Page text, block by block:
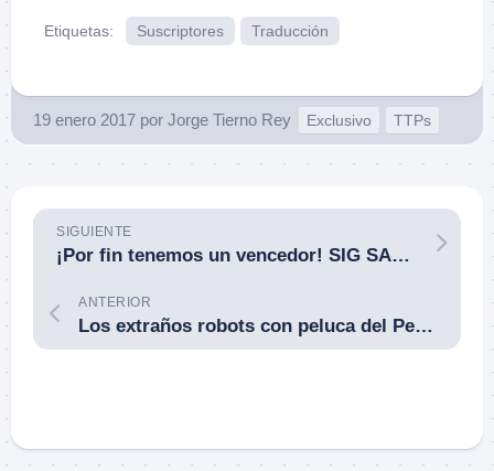
Etiquetas: Suscriptores Traducción
19 enero 2017 por Jorge Tierno Rey Exclusivo TTPs
SIGUIENTE
¡Por fin tenemos un vencedor! SIG SAUER se alza como ganadora del concurso para dotar al Ejército de Tierra estadounidense de una nueva pistola reglamentaria.
ANTERIOR
Los extraños robots con peluca del Pentágono son unos blancos de tiro estupendos. Los blancos robot humanoides [Robotic Human-Type Targets (RHTTs)] arremeten contra los tiradores.